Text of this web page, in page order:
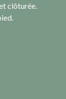
clôturée.